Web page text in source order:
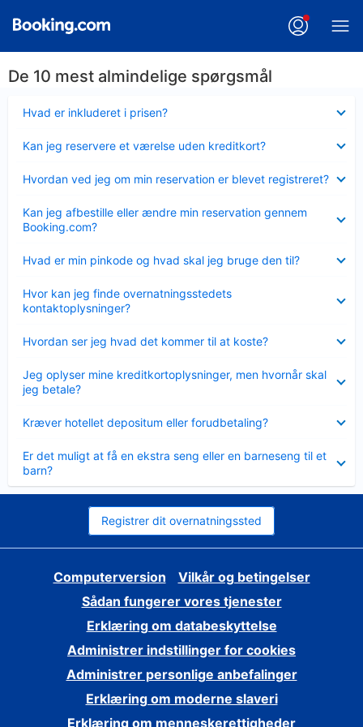
De 10 mest almindelige spørgsmål
Hvad er inkluderet i prisen?
Kan jeg reservere et værelse uden kreditkort?
Hvordan ved jeg om min reservation er blevet registreret?
Kan jeg afbestille eller ændre min reservation gennem
Booking.com?
Hvad er min pinkode og hvad skal jeg bruge den til?
Hvor kan jeg finde overnatningsstedets
kontaktoplysninger?
Hvordan ser jeg hvad det kommer til at koste?
Jeg oplyser mine kreditkortoplysninger, men hvornår skal
jeg betale?
Kræver hotellet depositum eller forudbetaling?
Er det muligt at få en ekstra seng eller en barneseng til et
barn?
Registrer dit overnatningssted
Computerversion
Vilkår og betingelser
Sådan fungerer vores tjenester
Erklæring om databeskyttelse
Administrer indstillinger for cookies
Administrer personlige anbefalinger
Erklæring om moderne slaveri
Erklæring om menneskerettigheder